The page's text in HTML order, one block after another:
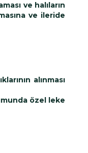
ve halıların
ve ileride
alınması
özel leke